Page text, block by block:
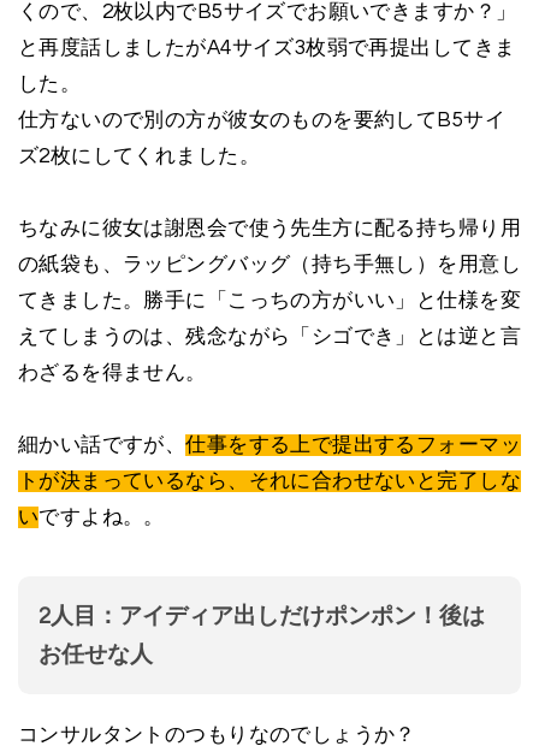
くので、2枚以内でB5サイズでお願いできますか？」
と再度話しましたがA4サイズ3枚弱で再提出してきま
した。
仕方ないので別の方が彼女のものを要約してB5サイ
ズ2枚にしてくれました。
ちなみに彼女は謝恩会で使う先生方に配る持ち帰り用
の紙袋も、ラッピングバッグ（持ち手無し）を用意し
てきました。勝手に「こっちの方がいい」と仕様を変
えてしまうのは、残念ながら「シゴでき」とは逆と言
わざるを得ません。
細かい話ですが、仕事をする上で提出するフォーマッ
トが決まっているなら、それに合わせないと完了しな
いですよね。。
2人目：アイディア出しだけポンポン！後は
お任せな人
コンサルタントのつもりなのでしょうか？